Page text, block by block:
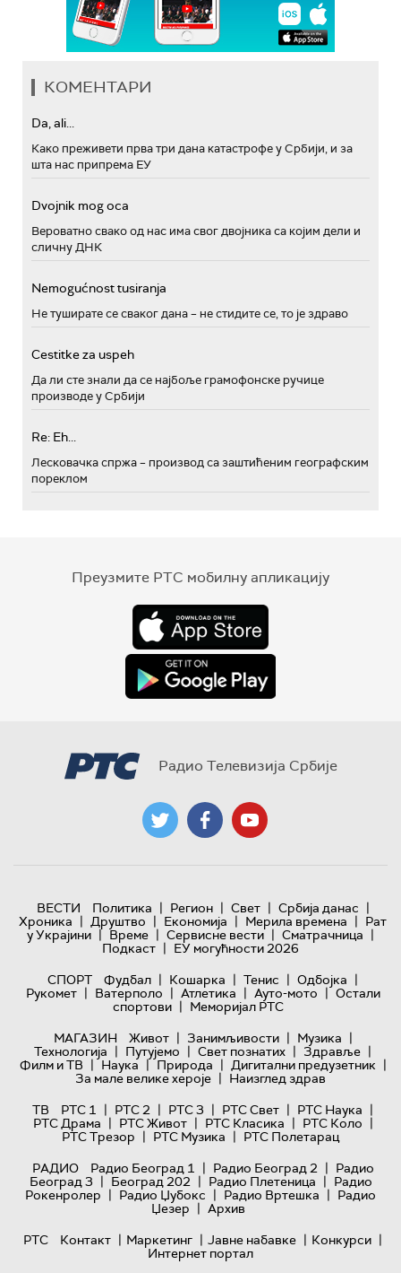
КОМЕНТАРИ
Da, ali...
Како преживети прва три дана катастрофе у Србији, и за
шта нас припрема ЕУ
Dvojnik mog oca
Вероватно свако од нас има свог двојника са којим дели и
сличну ДНК
Nemogućnost tusiranja
Не туширате се сваког дана – не стидите се, то је здраво
Cestitke za uspeh
Да ли сте знали да се најбоље грамофонске ручице
производе у Србији
Re: Eh...
Лесковачка спржа – производ са заштићеним географским
пореклом
Преузмите РТС мобилну апликацију
Радио Телевизија Србије
ВЕСТИ Политика | Регион | Свет | Србија данас |
Хроника | Друштво | Економија | Мерила времена | Рат
у Украјини | Време | Сервисне вести | Сматрачница |
Подкаст | ЕУ могућности 2026
СПОРТ
Фудбал | Кошарка | Тенис | Одбојка |
Рукомет | Ватерполо | Атлетика | Ауто-мото | Остали
спортови | Меморијал РТС
МАГАЗИН
Живот | Занимљивости | Музика |
Технологијa | Путујемо | Свет познатих | Здравље |
Филм и ТВ | Наука | Природа | Дигитални предузетник |
За мале велике хероје | Наизглед здрав
ТВ
РТС 1 | РТС 2 | РТС 3 | РТС Свет | РТС Наука |
РТС Драма | РТС Живот | РТС Класика | РТС Коло |
РТС Трезор | РТС Музика | РТС Полетарац
РАДИО
Радио Београд 1 | Радио Београд 2 | Радио
Београд 3 | Београд 202 | Радио Плетеница | Радио
Рокенролер | Радио Џубокс | Радио Вртешка | Радио
Џезер | Архив
РТС
Контакт | Маркетинг | Јавне набавке | Конкурси |
Интернет портал